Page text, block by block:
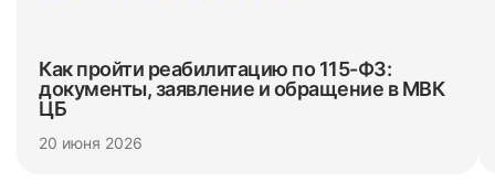
Как пройти реабилитацию по 115-ФЗ:
документы, заявление и обращение в МВК
ЦБ
20 июня 2026